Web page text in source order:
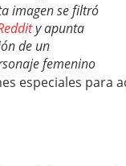
imagen se filtró
y apunta
de un
femenino
especiales para